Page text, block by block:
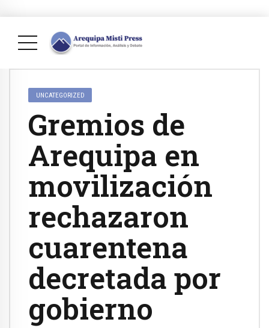
UNCATEGORIZED
Gremios de
Arequipa en
movilización
rechazaron
cuarentena
decretada por
gobierno